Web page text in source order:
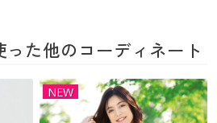
た他のコーディネート
NEW